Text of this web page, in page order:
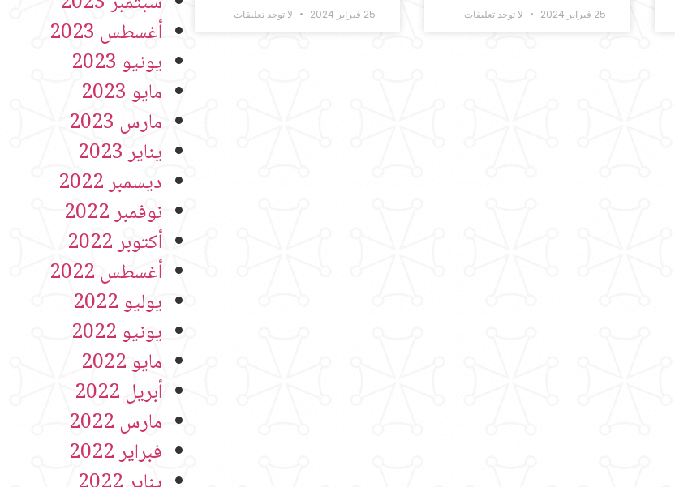
25 فبراير 2024 لا توجد تعليقات 25 فبراير 2024 لا توجد تعليقات
أغسطس 2023
يونيو 2023
مايو 2023
مارس 2023
يناير 2023
ديسمبر 2022
نوفمبر 2022
أكتوبر 2022
أغسطس 2022
يوليو 2022
يونيو 2022
مايو 2022
أبريل 2022
مارس 2022
فبراير 2022